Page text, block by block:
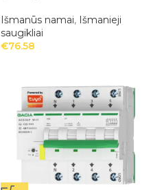
Išmanūs namai, Išmanieji
saugikliai
€76.58